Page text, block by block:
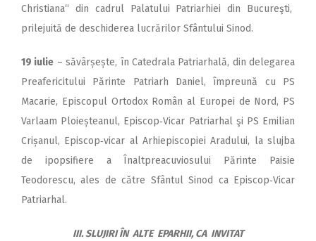
Christiana“ din cadrul Palatului Patriarhiei din Bucureşti,
prilejuită de deschiderea lucrărilor Sfântului Sinod.
19 iulie – săvârșește, în Catedrala Patriarhală, din delegarea
Preafericitului Părinte Patriarh Daniel, împreună cu PS
Macarie, Episcopul Ortodox Român al Europei de Nord, PS
Varlaam Ploieșteanul, Episcop‑Vicar Patriarhal şi PS Emilian
Crișanul, Episcop‑vicar al Arhiepiscopiei Aradului, la slujba
de ipopsifiere a Înaltpreacuviosului Părinte Paisie
Teodorescu, ales de către Sfântul Sinod ca Episcop‑Vicar
Patriarhal.
III. SLUJIRI ÎN ALTE EPARHII, CA INVITAT